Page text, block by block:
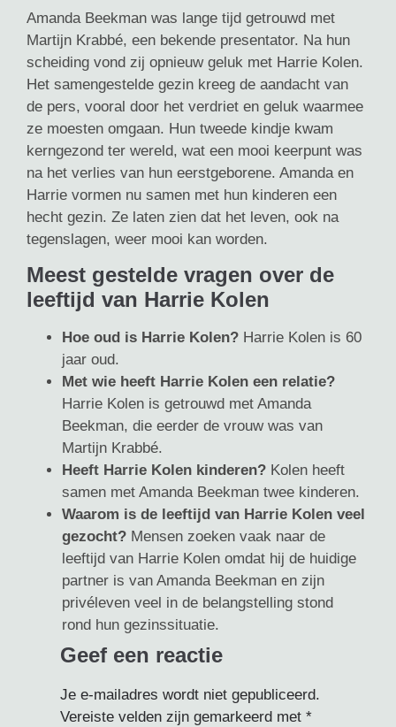
Amanda Beekman was lange tijd getrouwd met
Martijn Krabbé, een bekende presentator. Na hun
scheiding vond zij opnieuw geluk met Harrie Kolen.
Het samengestelde gezin kreeg de aandacht van
de pers, vooral door het verdriet en geluk waarmee
ze moesten omgaan. Hun tweede kindje kwam
kerngezond ter wereld, wat een mooi keerpunt was
na het verlies van hun eerstgeborene. Amanda en
Harrie vormen nu samen met hun kinderen een
hecht gezin. Ze laten zien dat het leven, ook na
tegenslagen, weer mooi kan worden.
Meest gestelde vragen over de
leeftijd van Harrie Kolen
Hoe oud is Harrie Kolen? Harrie Kolen is 60
jaar oud.
Met wie heeft Harrie Kolen een relatie?
Harrie Kolen is getrouwd met Amanda
Beekman, die eerder de vrouw was van
Martijn Krabbé.
Heeft Harrie Kolen kinderen? Kolen heeft
samen met Amanda Beekman twee kinderen.
Waarom is de leeftijd van Harrie Kolen veel
gezocht? Mensen zoeken vaak naar de
leeftijd van Harrie Kolen omdat hij de huidige
partner is van Amanda Beekman en zijn
privéleven veel in de belangstelling stond
rond hun gezinssituatie.
Geef een reactie
Je e-mailadres wordt niet gepubliceerd.
Vereiste velden zijn gemarkeerd met*